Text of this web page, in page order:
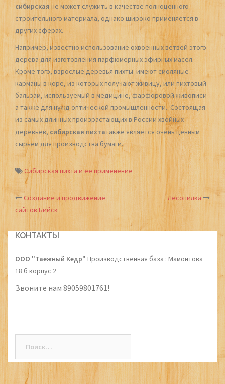
сибирская не может служить в качестве полноценного
строительного материала, однако широко применяется в
других сферах.
Например, известно использование охвоенных ветвей этого
дерева для изготовления парфюмерных эфирных масел.
Кроме того, взрослые деревья пихты имеют смоляные
карманы в коре, из которых получают живицу, или пихтовый
бальзам, используемый в медицине, фарфоровой живописи
а также для нужд оптической промышленности. Состоящая
из самых длинных произрастающих в России хвойных
деревьев,сибирская пихтатакже является очень ценным
сырьем для производства бумаги.
Сибирская пихта и ее применение
Post
navigation
Создание и продвижение
сайтов Бийск
Лесопилка
КОНТАКТЫ
ООО "Таежный Кедр" Производственная база : Мамонтова
18 б корпус 2
Звоните нам 89059801761!